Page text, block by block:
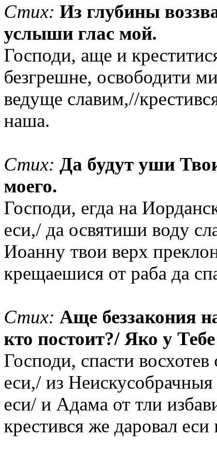
Стих: Из глубины
услыши глас мой.
Господи, аще и
безгрешне, освободити
ведуще славим,//
наша.
Стих: Да будут уши
моего.
Господи, егда на
еси,/ да освятиши воду
Иоанну твои верх
крещаешися от раба да
Стих: Аще беззакония
кто постоит?/ Яко у
Господи, спасти
еси,/ из
еси/ и Адама от тли
крестився же даровал